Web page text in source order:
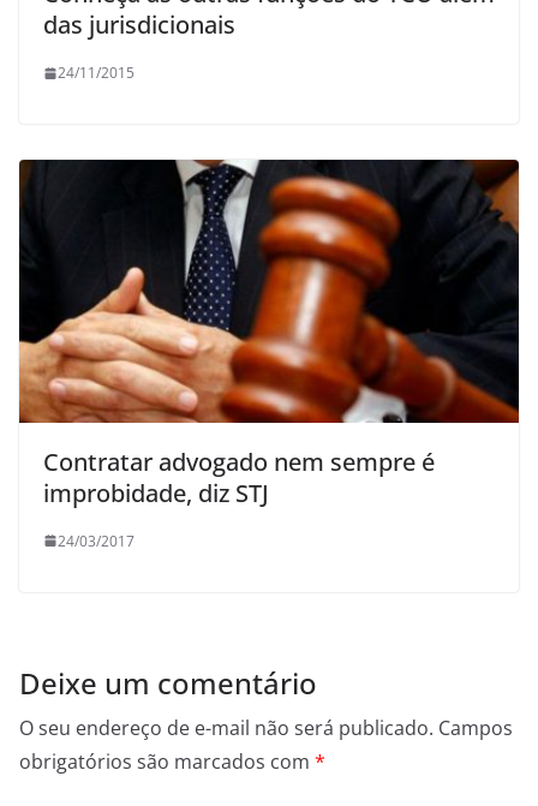
das jurisdicionais
24/11/2015
Contratar advogado nem sempre é
improbidade, diz STJ
24/03/2017
Deixe um comentário
O seu endereço de e-mail não será publicado. Campos
obrigatórios são marcados com *